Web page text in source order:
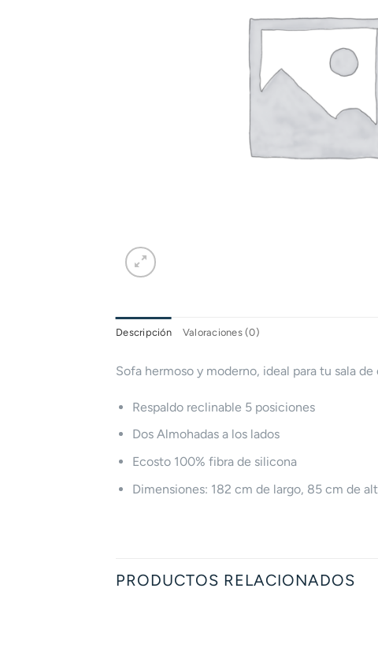
Descripción Valoraciones (0)
Sofa hermoso y moderno, ideal para tu sala
Respaldo reclinable 5 posiciones
Dos Almohadas a los lados
Ecosto 100% fibra de silicona
Dimensiones: 182 cm de largo, 85 cm de
PRODUCTOS RELACIONADOS